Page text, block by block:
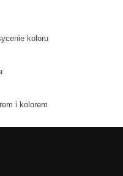
koloru
i kolorem